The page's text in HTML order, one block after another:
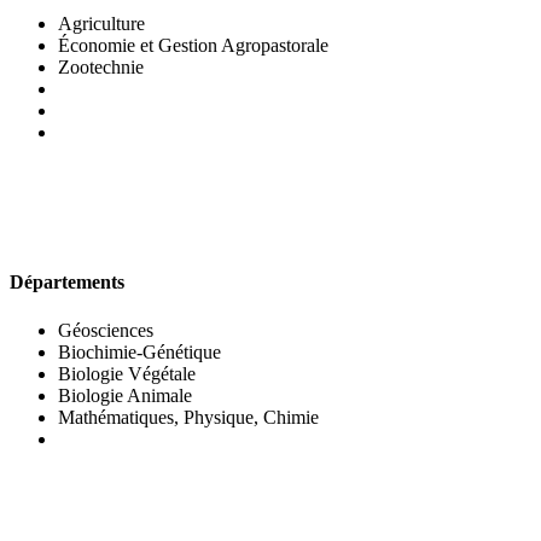
Agriculture
Économie et Gestion Agropastorale
Zootechnie
Départements
Géosciences
Biochimie-Génétique
Biologie Végétale
Biologie Animale
Mathématiques, Physique, Chimie